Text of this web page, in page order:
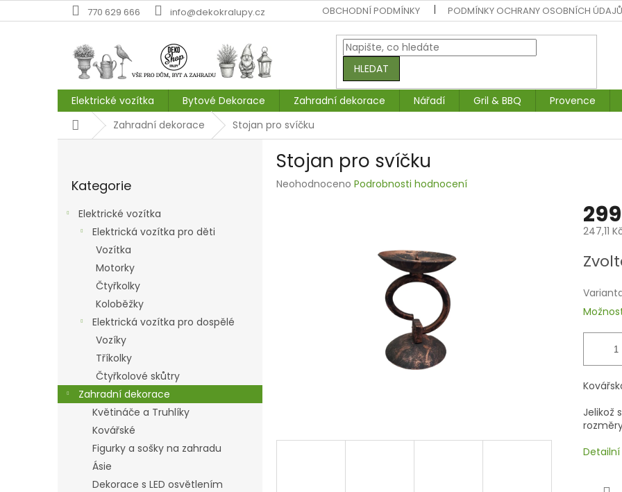
na
770 629 666 info@dekokralupy.cz OBCHODNÍ PODMÍNKY PODMÍNKY OCHRANY OSOBNÍCH ÚDAJŮ
HLEDAT
Elektrické vozítka Bytové Dekorace Zahradní dekorace Nářadí Gril & BBQ Provence
DomůZahradní dekorace Stojan pro svíčku
kategorie
Kategorie
Elektrické vozítka
Elektrická vozítka pro děti
Vozítka
Motorky
Čtyřkolky
Koloběžky
Elektrická vozítka pro dospělé
Vozíky
Tříkolky
Čtyřkolové skůtry
Zahradní dekorace
Květináče a Truhlíky
Kovářské
Figurky a sošky na zahradu
Ásie
Dekorace s LED osvětlením
Stojan pro svíčku
Průměrné
Neohodnoceno Podrobnosti hodnocení
247,11
cena:
Jelikož